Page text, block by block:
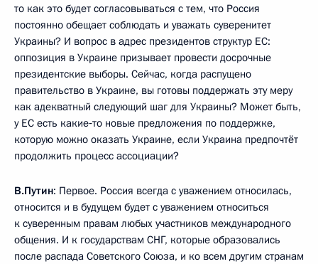
то как это будет согласовываться с тем, что Россия
постоянно обещает соблюдать и уважать суверенитет
Украины? И вопрос в адрес президентов структур ЕС:
оппозиция в Украине призывает провести досрочные
президентские выборы. Сейчас, когда распущено
правительство в Украине, вы готовы поддержать эту меру
как адекватный следующий шаг для Украины? Может быть,
у ЕС есть какие‑то новые предложения по поддержке,
которую можно оказать Украине, если Украина предпочтёт
продолжить процесс ассоциации?
В.Путин: Первое. Россия всегда с уважением относилась,
относится и в будущем будет с уважением относиться
к суверенным правам любых участников международного
общения. И к государствам СНГ, которые образовались
после распада Советского Союза, и ко всем другим странам